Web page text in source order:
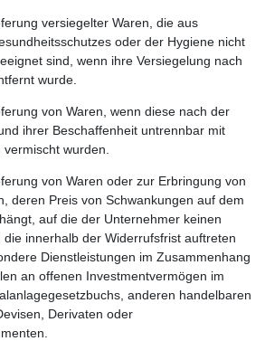
versiegelter Waren, die aus
oder der Hygiene nicht
sind, wenn ihre Versiegelung nach
wurde.
von Waren, wenn diese nach der
ihrer Beschaffenheit untrennbar mit
wurden.
von Waren oder zur Erbringung von
deren Preis von Schwankungen auf dem
auf die der Unternehmer keinen
die innerhalb der Widerrufsfrist auftreten
Dienstleistungen im Zusammenhang
an offenen Investmentvermögen im
anderen handelbaren
Derivaten oder